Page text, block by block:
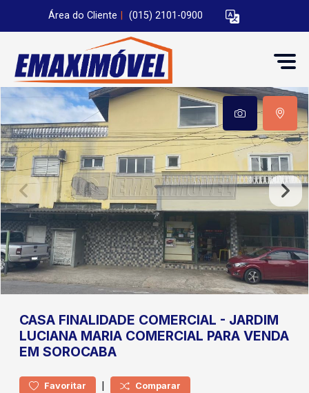
Área do Cliente (015) 2101-0900
CASA FINALIDADE COMERCIAL - JARDIM
LUCIANA MARIA COMERCIAL PARA VENDA
EM SOROCABA
Favoritar | Comparar